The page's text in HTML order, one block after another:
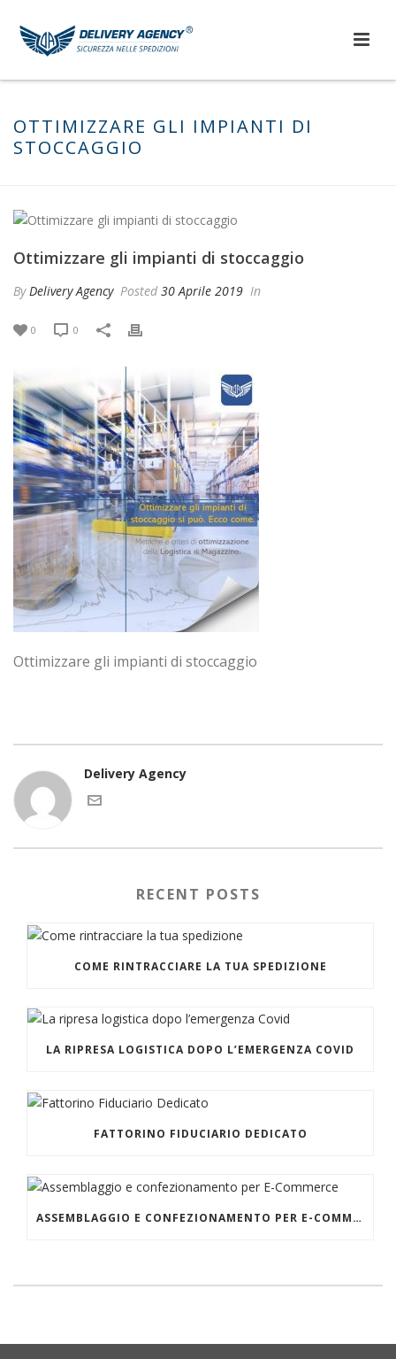
OTTIMIZZARE GLI IMPIANTI DI
STOCCAGGIO
Ottimizzare gli impianti di stoccaggio
By Delivery Agency Posted 30 Aprile 2019 In
0 0
Ottimizzare gli impianti di stoccaggio
Delivery Agency
RECENT POSTS
COME RINTRACCIARE LA TUA SPEDIZIONE
LA RIPRESA LOGISTICA DOPO L’EMERGENZA COVID
FATTORINO FIDUCIARIO DEDICATO
ASSEMBLAGGIO E CONFEZIONAMENTO PER E-COMMERCE